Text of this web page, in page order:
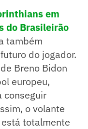
em
do Brasileirão
também
do jogador.
Breno Bidon
europeu,
conseguir
o volante
totalmente